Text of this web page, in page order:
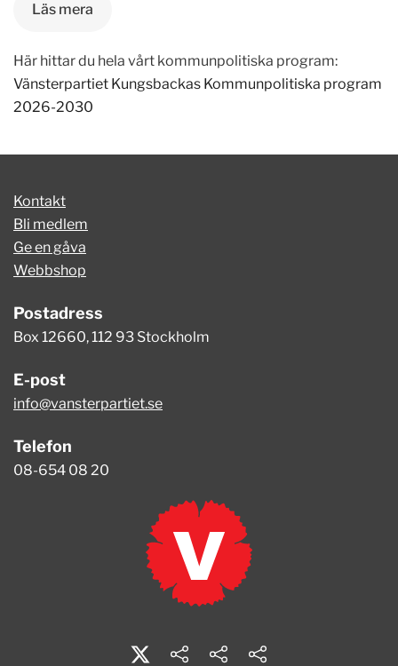
Läs mera
Här hittar du hela vårt kommunpolitiska program:
Vänsterpartiet Kungsbackas Kommunpolitiska program
2026-2030
Kontakt
Bli medlem
Ge en gåva
Webbshop
Postadress
Box 12660, 112 93 Stockholm
E-post
info@vansterpartiet.se
Telefon
08-654 08 20